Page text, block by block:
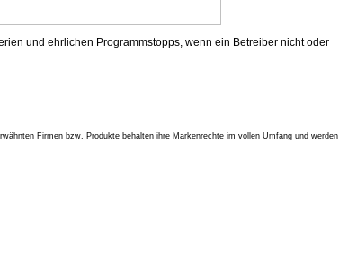
und ehrlichen Programmstopps, wenn ein Betreiber nicht oder
Firmen bzw. Produkte behalten ihre Markenrechte im vollen Umfang und werden